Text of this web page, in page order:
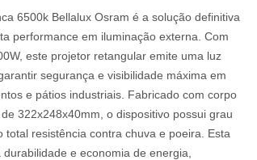
6500k Bellalux Osram é a solução definitiva
performance em iluminação externa. Com
este projetor retangular emite uma luz
segurança e visibilidade máxima em
e pátios industriais. Fabricado com corpo
322x248x40mm, o dispositivo possui grau
total resistência contra chuva e poeira. Esta
e economia de energia,